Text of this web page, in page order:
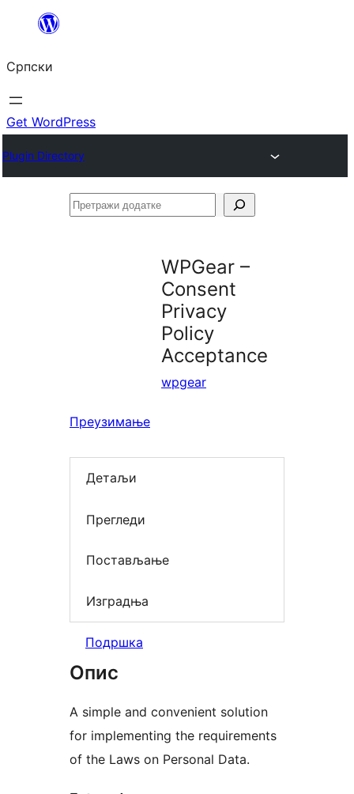
Скочи
садржај
Српски
Get WordPress
Plugin Directory
Претражи
WPGear –
Consent
Privacy
Policy
Acceptance
wpgear
Преузимање
Детаљи
Прегледи
Постављање
Изградња
Подршка
Опис
A simple and convenient solution
for implementing the requirements
of the Laws on Personal Data.